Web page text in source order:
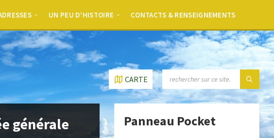
UN PEU D’HISTOIRE CONTACTS & RENSEIGNEMENTS
CARTE
générale Panneau Pocket